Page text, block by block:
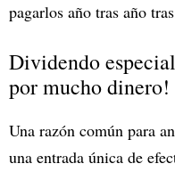
pagarlos año tras año
Dividendo
por mucho dinero!
Una razón común para
una entrada única de